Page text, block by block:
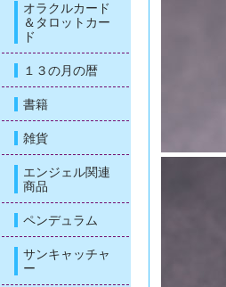
オラクルカード
＆タロットカー
ド
１３の月の暦
書籍
雑貨
エンジェル関連
商品
ペンデュラム
サンキャッチャ
ー